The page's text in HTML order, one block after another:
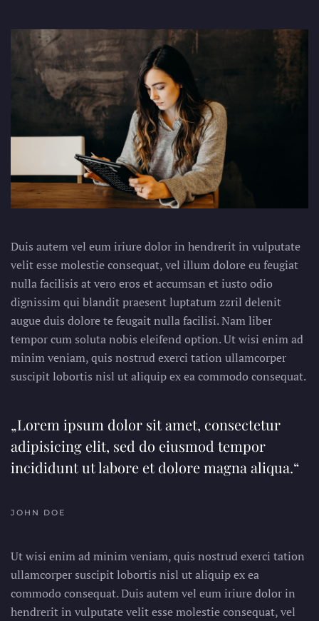
Duis autem vel eum iriure dolor in hendrerit in vulputate
velit esse molestie consequat, vel illum dolore eu feugiat
nulla facilisis at vero eros et accumsan et iusto odio
dignissim qui blandit praesent luptatum zzril delenit
augue duis dolore te feugait nulla facilisi. Nam liber
tempor cum soluta nobis eleifend option. Ut wisi enim ad
minim veniam, quis nostrud exerci tation ullamcorper
suscipit lobortis nisl ut aliquip ex ea commodo consequat.
„Lorem ipsum dolor sit amet, consectetur
adipisicing elit, sed do eiusmod tempor
incididunt ut labore et dolore magna aliqua.“
JOHN DOE
Ut wisi enim ad minim veniam, quis nostrud exerci tation
ullamcorper suscipit lobortis nisl ut aliquip ex ea
commodo consequat. Duis autem vel eum iriure dolor in
hendrerit in vulputate velit esse molestie consequat, vel